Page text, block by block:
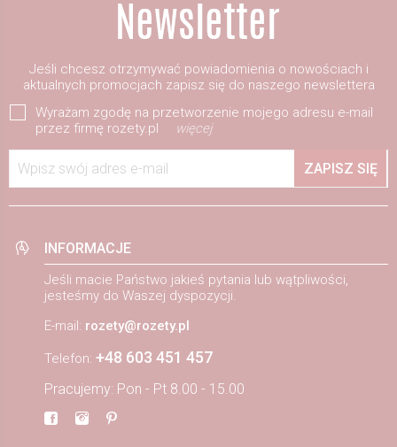
Jeśli chcesz otrzymywać powiadomienia o nowościach i
aktualnych promocjach zapisz się do naszego newslettera
Wyrażam zgodę na przetworzenie mojego adresu e-mail
przez firmę rozety.pl
więcej
Wpisz swój adres e-mail ZAPISZ SIĘ
INFORMACJE
Jeśli macie Państwo jakieś pytania lub wątpliwości,
jesteśmy do Waszej dyspozycji.
E-mail: rozety@rozety.pl
Telefon: +48 603 451 457
Pracujemy: Pon - Pt 8.00 - 15.00